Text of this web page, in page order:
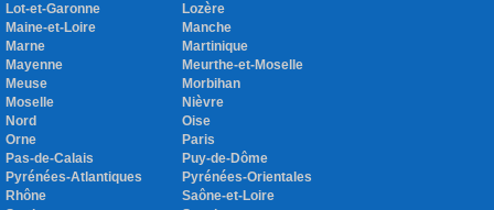
Lot-et-Garonne
Lozère
Maine-et-Loire
Manche
Marne
Martinique
Mayenne
Meurthe-et-Moselle
Meuse
Morbihan
Moselle
Nièvre
Nord
Oise
Orne
Paris
Pas-de-Calais
Puy-de-Dôme
Pyrénées-Atlantiques
Pyrénées-Orientales
Rhône
Saône-et-Loire